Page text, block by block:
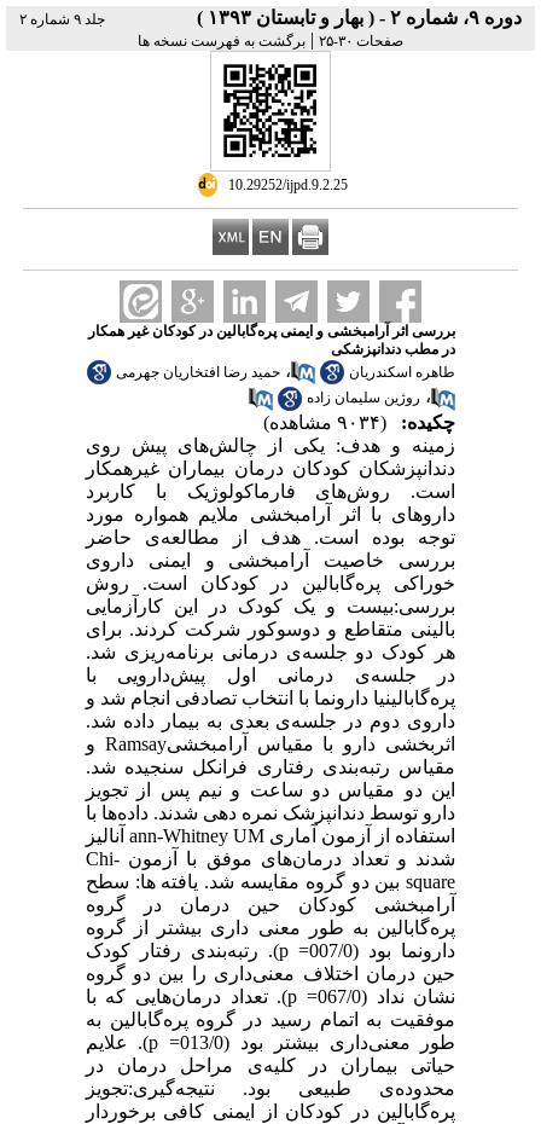
دوره ۹، شماره ۲ - ( بهار و تابستان ۱۳۹۳ )
جلد ۹ شماره ۲
صفحات ۳۰-۲۵
| برگشت به فهرست نسخه ها
‎ 10.29252/ijpd.9.2.25
بررسی اثر آرامبخشی و ایمنی پره‌گابالین در کودکان غیر همکار
در مطب دندانپزشکی
طاهره اسکندریان
، حمید رضا افتخاریان جهرمی
، روژین سلیمان زاده
چکیده:
(۹۰۳۴ مشاهده)
زمینه و هدف: یکی از چالش‌های پیش روی
دندانپزشکان کودکان درمان بیماران غیرهمکار
است. روش‌های فارماکولوژیک با کاربرد
داروهای با اثر آرامبخشی ملایم همواره مورد
‌توجه بوده است. هدف از مطالعه‌ی حاضر
بررسی خاصیت آرامبخشی و ایمنی داروی
خوراکی پره‌گابالین در کودکان است. روش
بررسی:بیست و یک کودک در این کارآزمایی
بالینی متقاطع و دوسو‌کور شرکت کردند. برای
هر کودک دو جلسه‌ی درمانی برنامه‌ریزی شد.
در جلسه‌ی درمانی اول پیش‌دارویی با
پره‌گابالینیا دارونما با انتخاب تصادفی انجام شد و
داروی دوم در جلسه‌ی بعدی به بیمار داده شد.
اثربخشی دارو با مقیاس آرامبخشیRamsay و
مقیاس رتبه‌بندی رفتاری فرانکل سنجیده شد.
این دو مقیاس دو ساعت و نیم پس از تجویز
دارو توسط دندانپزشک نمره دهی شدند. داده‌ها با
استفاده از آزمون آماری M‏ann-Whitney U آنالیز
شدند و تعداد درمان‌های موفق با آزمون Chi-
square بین دو گروه مقایسه شد. یافته ها: سطح
آرامبخشی کودکان حین درمان در گروه
پره‌گابالین به طور معنی داری بیشتر از گروه
دارونما بود (007/0= p). رتبه‌بندی رفتار کودک
حین درمان اختلاف معنی‌داری را بین دو گروه
نشان نداد (067/0= p). تعداد درمان‌هایی که با
موفقیت به اتمام رسید در گروه پره‌گابالین به
طور معنی‌داری بیشتر بود (013/0= p). علایم
حیاتی بیماران در کلیه‌ی مراحل درمان در
محدوده‌ی طبیعی بود. نتیجه‌گیری:تجویز
پره‌گابالین در کودکان از ایمنی کافی برخوردار